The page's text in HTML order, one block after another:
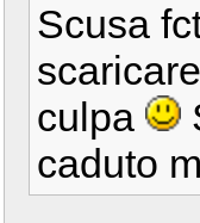
Scusa
culpa
caduto